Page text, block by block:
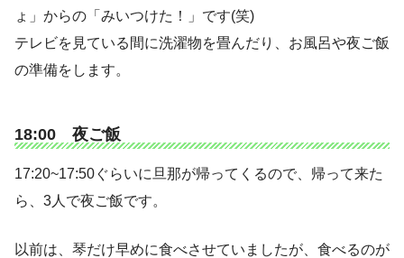
ょ」からの「みいつけた！」です(笑)
テレビを見ている間に洗濯物を畳んだり、お風呂や夜ご飯
の準備をします。
18:00 夜ご飯
17:20~17:50ぐらいに旦那が帰ってくるので、帰って来た
ら、3人で夜ご飯です。
以前は、琴だけ早めに食べさせていましたが、食べるのが